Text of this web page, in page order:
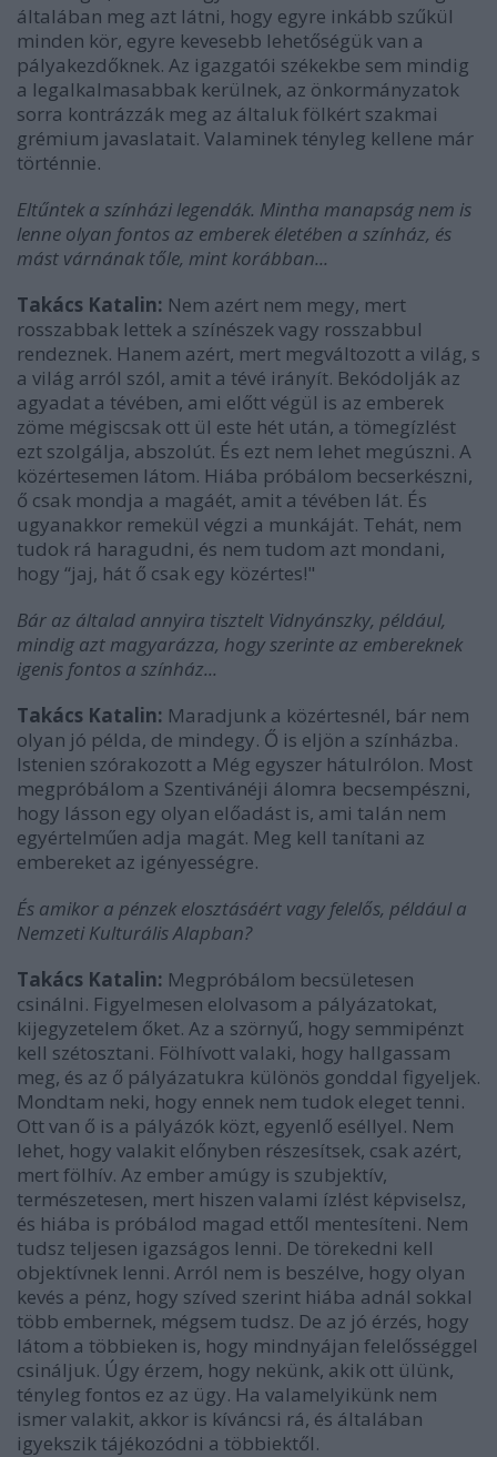
általában meg azt látni, hogy egyre inkább szűkül
minden kör, egyre kevesebb lehetőségük van a
pályakezdőknek. Az igazgatói székekbe sem mindig
a legalkalmasabbak kerülnek, az önkormányzatok
sorra kontrázzák meg az általuk fölkért szakmai
grémium javaslatait. Valaminek tényleg kellene már
történnie.
Eltűntek a színházi legendák. Mintha manapság nem is
lenne olyan fontos az emberek életében a színház, és
mást várnának tőle, mint korábban...
Takács Katalin: Nem azért nem megy, mert
rosszabbak lettek a színészek vagy rosszabbul
rendeznek. Hanem azért, mert megváltozott a világ, s
a világ arról szól, amit a tévé irányít. Bekódolják az
agyadat a tévében, ami előtt végül is az emberek
zöme mégiscsak ott ül este hét után, a tömegízlést
ezt szolgálja, abszolút. És ezt nem lehet megúszni. A
közértesemen látom. Hiába próbálom becserkészni,
ő csak mondja a magáét, amit a tévében lát. És
ugyanakkor remekül végzi a munkáját. Tehát, nem
tudok rá haragudni, és nem tudom azt mondani,
hogy “jaj, hát ő csak egy közértes!"
Bár az általad annyira tisztelt Vidnyánszky, például,
mindig azt magyarázza, hogy szerinte az embereknek
igenis fontos a színház...
Takács Katalin: Maradjunk a közértesnél, bár nem
olyan jó példa, de mindegy. Ő is eljön a színházba.
Istenien szórakozott a Még egyszer hátulrólon. Most
megpróbálom a Szentivánéji álomra becsempészni,
hogy lásson egy olyan előadást is, ami talán nem
egyértelműen adja magát. Meg kell tanítani az
embereket az igényességre.
És amikor a pénzek elosztásáért vagy felelős, például a
Nemzeti Kulturális Alapban?
Takács Katalin: Megpróbálom becsületesen
csinálni. Figyelmesen elolvasom a pályázatokat,
kijegyzetelem őket. Az a szörnyű, hogy semmipénzt
kell szétosztani. Fölhívott valaki, hogy hallgassam
meg, és az ő pályázatukra különös gonddal figyeljek.
Mondtam neki, hogy ennek nem tudok eleget tenni.
Ott van ő is a pályázók közt, egyenlő eséllyel. Nem
lehet, hogy valakit előnyben részesítsek, csak azért,
mert fölhív. Az ember amúgy is szubjektív,
természetesen, mert hiszen valami ízlést képviselsz,
és hiába is próbálod magad ettől mentesíteni. Nem
tudsz teljesen igazságos lenni. De törekedni kell
objektívnek lenni. Arról nem is beszélve, hogy olyan
kevés a pénz, hogy szíved szerint hiába adnál sokkal
több embernek, mégsem tudsz. De az jó érzés, hogy
látom a többieken is, hogy mindnyájan felelősséggel
csináljuk. Úgy érzem, hogy nekünk, akik ott ülünk,
tényleg fontos ez az ügy. Ha valamelyikünk nem
ismer valakit, akkor is kíváncsi rá, és általában
igyekszik tájékozódni a többiektől.